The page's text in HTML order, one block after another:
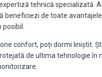
tehnică specializată.
beneficiezi de toate
posibil.
confort, poți dormi liniștit.
de ultima tehnologie în